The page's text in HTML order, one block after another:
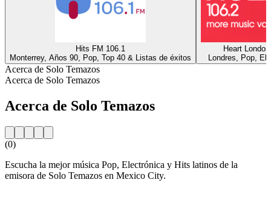
Hits FM 106.1
Monterrey, Años 90, Pop, Top 40 & Listas de éxitos
Heart London
Londres, Pop,
Acerca de Solo Temazos
Acerca de Solo Temazos
Acerca de Solo Temazos
(0)
Escucha la mejor música Pop, Electrónica y Hits latinos de la
emisora de Solo Temazos en Mexico City.